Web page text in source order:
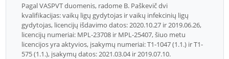
Pagal VASPVT duomenis, radome B. Paškevič dvi
kvalifikacijas: vaikų ligų gydytojas ir vaikų infekcinių ligų
gydytojas, licencijų išdavimo datos: 2020.10.27 ir 2019.06.26,
licencijų numeriai: MPL-23708 ir MPL-25407, šiuo metu
licencijos yra aktyvios, įsakymų numeriai: T1-1047 (1.1.) ir T1-
575 (1.1.), įsakymų datos: 2021.03.04 ir 2019.07.10.